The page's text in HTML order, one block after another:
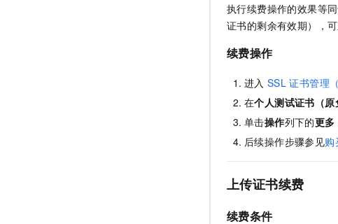
执行续费操作的效果等
证书的剩余有效期），
续费操作
进入 SSL 证书管理
在个人测试证书（原
单击操作列下的更多
后续操作步骤参见购
上传证书续费
续费条件